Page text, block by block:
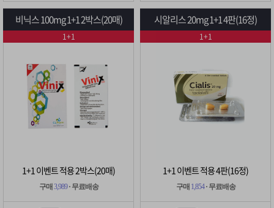
비닉스 100mg 1+1 2박스(20매)
1+1 이벤트 적용 2박스(20매)
구매 3,989· 무료배송
1+1
시알리스 20mg 1+1 4판(16정)
1+1 이벤트 적용 4판(16정)
구매 1,854· 무료배송
1+1